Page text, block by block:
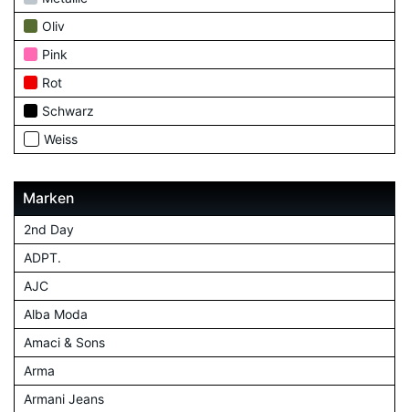
Oliv
Pink
Rot
Schwarz
Weiss
Marken
2nd Day
ADPT.
AJC
Alba Moda
Amaci & Sons
Arma
Armani Jeans